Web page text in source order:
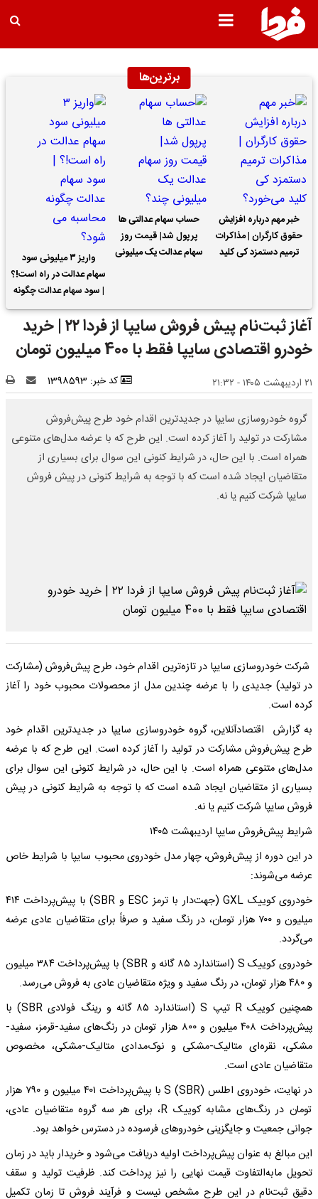
برترین‌ها
خبر مهم درباره افزایش
حقوق کارگران | مذاکرات
ترمیم دستمزد کی کلید
حساب سهام عدالتی ها
پرپول شد| قیمت روز
سهام عدالت یک میلیونی
واریز ۳ میلیونی سود
سهام عدالت در راه است!؟
| سود سهام عدالت چگونه
محاسبه می شود؟
آغاز ثبت‌نام پیش فروش سایپا از فردا ۲۲ | خرید
خودرو اقتصادی سایپا فقط با 400 میلیون تومان
۲۱ اردیبهشت ۱۴۰۵ - ۲۱:۳۲ کد خبر: 1398593
گروه خودروسازی سایپا در جدیدترین اقدام خود طرح پیش‌فروش
مشارکت در تولید را آغاز کرده است. این طرح که با عرضه مدل‌های متنوعی
همراه است. با این حال، در شرایط کنونی این سوال برای بسیاری از
متقاضیان ایجاد شده است که با توجه به شرایط کنونی در پیش فروش
سایپا شرکت کنیم یا نه.
شرکت خودروسازی سایپا در تازه‌ترین اقدام خود، طرح پیش‌فروش (مشارکت
در تولید) جدیدی را با عرضه چندین مدل از محصولات محبوب خود را آغاز
کرده است.
به گزارش اقتصادآنلاین، گروه خودروسازی سایپا در جدیدترین اقدام خود
طرح پیش‌فروش مشارکت در تولید را آغاز کرده است. این طرح که با عرضه
مدل‌های متنوعی همراه است. با این حال، در شرایط کنونی این سوال برای
بسیاری از متقاضیان ایجاد شده است که با توجه به شرایط کنونی در پیش
فروش سایپا شرکت کنیم یا نه.
شرایط پیش‌فروش سایپا اردیبهشت ۱۴۰۵
در این دوره از پیش‌فروش، چهار مدل خودروی محبوب سایپا با شرایط خاص
عرضه می‌شوند:
خودروی کوییک GXL (جهت‌دار با ترمز ESC و SBR) با پیش‌پرداخت ۴۱۴
میلیون و ۷۰۰ هزار تومان، در رنگ سفید و صرفاً برای متقاضیان عادی عرضه
می‌گردد.
خودروی کوییک S (استاندارد ۸۵ گانه و SBR) با پیش‌پرداخت ۳۸۴ میلیون
و ۴۸۰ هزار تومان، در رنگ سفید و ویژه متقاضیان عادی به فروش می‌رسد.
همچنین کوییک R تیپ S (استاندارد ۸۵ گانه و رینگ فولادی SBR) با
پیش‌پرداخت ۴۰۸ میلیون و ۸۰۰ هزار تومان در رنگ‌های سفید-قرمز، سفید-
مشکی، نقره‌ای متالیک-مشکی و نوک‌مدادی متالیک-مشکی، مخصوص
متقاضیان عادی است.
در نهایت، خودروی اطلس S (SBR) با پیش‌پرداخت ۴۰۱ میلیون و ۷۹۰ هزار
تومان در رنگ‌های مشابه کوییک R، برای هر سه گروه متقاضیان عادی،
جوانی جمعیت و جایگزینی خودروهای فرسوده در دسترس خواهد بود.
این مبالغ به عنوان پیش‌پرداخت اولیه دریافت می‌شود و خریدار باید در زمان
تحویل مابه‌التفاوت قیمت نهایی را نیز پرداخت کند. ظرفیت تولید و سقف
دقیق ثبت‌نام در این طرح مشخص نیست و فرآیند فروش تا زمان تکمیل